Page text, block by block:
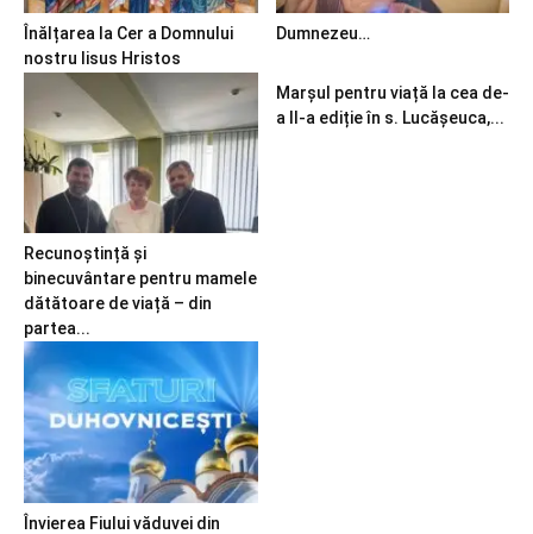
Înălțarea la Cer a Domnului
nostru Iisus Hristos
Dumnezeu…
Recunoștință și
binecuvântare pentru mamele
dătătoare de viață – din
partea...
Marșul pentru viață la cea de-
a II-a ediție în s. Lucășeuca,...
Învierea Fiului văduvei din